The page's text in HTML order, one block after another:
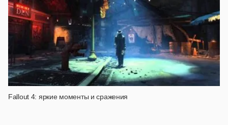
Fallout 4: яркие моменты и сражения